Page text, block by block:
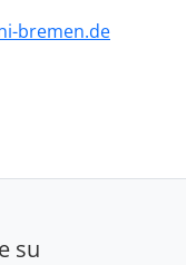
bremen.de
su